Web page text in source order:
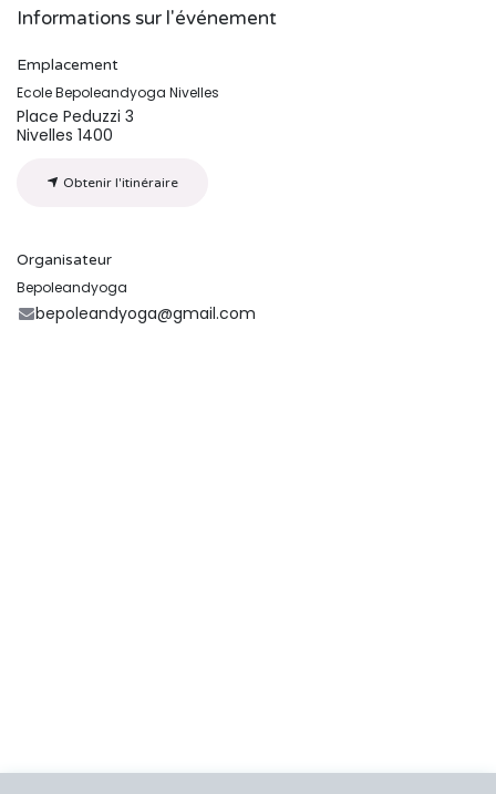
Informations sur l'événement
Emplacement
Ecole Bepoleandyoga Nivelles
Place Peduzzi 3
Nivelles 1400
Obtenir l'itinéraire
Organisateur
Bepoleandyoga
bepoleandyoga@gmail.com